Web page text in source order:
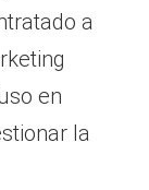
a
en
la